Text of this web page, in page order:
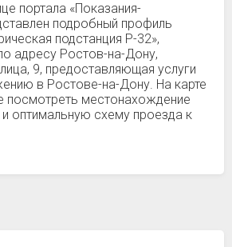
портала «Показания-
подробный профиль
подстанция Р-32»,
адресу Ростов-на-Дону,
9, предоставляющая услуги
в Ростове-на-Дону. На карте
местонахождение
оптимальную схему проезда к